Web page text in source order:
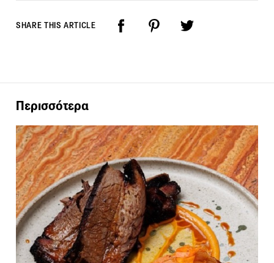
SHARE THIS ARTICLE
Περισσότερα